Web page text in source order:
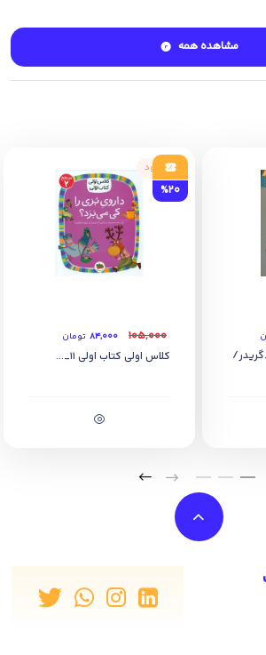
مشاهده همه
راه سازی 5_گریدر/
ناموجود
%20
۱۰۵,۰۰۰ ۸۴,۰۰۰ تومان
کلاس اولی کتاب اولی 11_...